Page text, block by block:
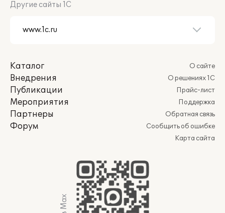
Другие сайты 1С
Каталог
Внедрения
Публикации
Мероприятия
Партнеры
Форум
О сайте
О решениях 1С
Прайс-лист
Поддержка
Обратная связь
Сообщить об ошибке
Карта сайта